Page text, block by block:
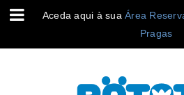
Aceda aqui à sua Área
Pragas